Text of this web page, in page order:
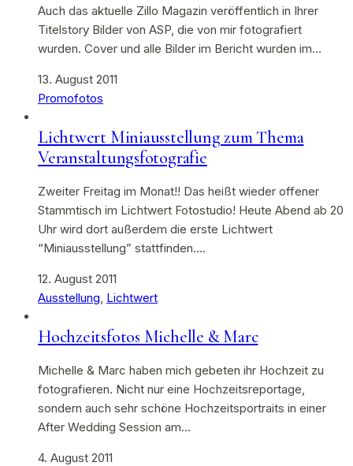
Auch das aktuelle Zillo Magazin veröffentlich in Ihrer
Titelstory Bilder von ASP, die von mir fotografiert
wurden. Cover und alle Bilder im Bericht wurden im…
13. August 2011
Promofotos
Lichtwert Miniausstellung zum Thema
Veranstaltungsfotografie
Zweiter Freitag im Monat!! Das heißt wieder offener
Stammtisch im Lichtwert Fotostudio! Heute Abend ab 20
Uhr wird dort außerdem die erste Lichtwert
“Miniausstellung” stattfinden.…
12. August 2011
Ausstellung, Lichtwert
Hochzeitsfotos Michelle & Marc
Michelle & Marc haben mich gebeten ihr Hochzeit zu
fotografieren. Nicht nur eine Hochzeitsreportage,
sondern auch sehr schöne Hochzeitsportraits in einer
After Wedding Session am…
4. August 2011